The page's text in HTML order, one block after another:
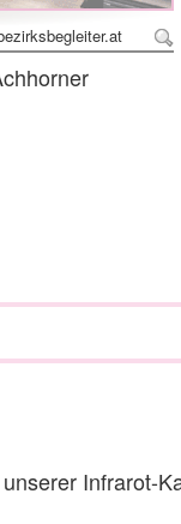
Infrarot-